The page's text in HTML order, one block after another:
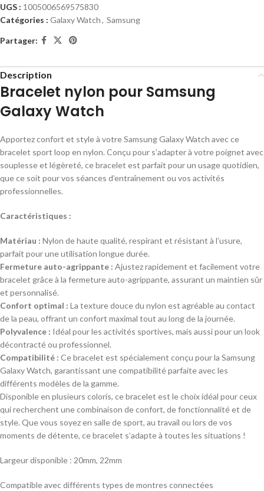
UGS : 1005006569575830
Catégories : Galaxy Watch, Samsung
Partager:
Description
Bracelet nylon pour Samsung
Galaxy Watch
Apportez confort et style à votre Samsung Galaxy Watch avec ce
bracelet sport loop en nylon. Conçu pour s’adapter à votre poignet avec
souplesse et légèreté, ce bracelet est parfait pour un usage quotidien,
que ce soit pour vos séances d’entraînement ou vos activités
professionnelles.
Caractéristiques :
Matériau : Nylon de haute qualité, respirant et résistant à l’usure,
parfait pour une utilisation longue durée.
Fermeture auto-agrippante : Ajustez rapidement et facilement votre
bracelet grâce à la fermeture auto-agrippante, assurant un maintien sûr
et personnalisé.
Confort optimal : La texture douce du nylon est agréable au contact
de la peau, offrant un confort maximal tout au long de la journée.
Polyvalence : Idéal pour les activités sportives, mais aussi pour un look
décontracté ou professionnel.
Compatibilité : Ce bracelet est spécialement conçu pour la Samsung
Galaxy Watch, garantissant une compatibilité parfaite avec les
différents modèles de la gamme.
Disponible en plusieurs coloris, ce bracelet est le choix idéal pour ceux
qui recherchent une combinaison de confort, de fonctionnalité et de
style. Que vous soyez en salle de sport, au travail ou lors de vos
moments de détente, ce bracelet s’adapte à toutes les situations !
Largeur disponible : 20mm, 22mm
Compatible avec différents types de montres connectées